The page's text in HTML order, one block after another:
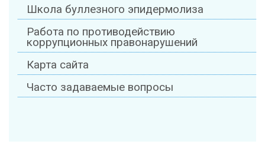
Школа буллезного эпидермолиза
Работа по противодействию
коррупционных правонарушений
Карта сайта
Часто задаваемые вопросы